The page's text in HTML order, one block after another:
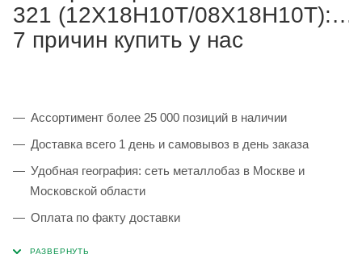
321 (12Х18Н10Т/08Х18Н10Т):
7 причин купить у нас
Ассортимент более 25 000 позиций в наличии
Доставка всего 1 день и самовывоз в день заказа
Удобная география: сеть металлобаз в Москве и
Московской области
Оплата по факту доставки